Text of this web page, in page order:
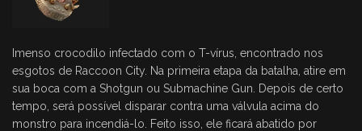
Imenso crocodilo infectado com o T-vírus, encontrado nos
esgotos de Raccoon City. Na primeira etapa da batalha, atire em
sua boca com a Shotgun ou Submachine Gun. Depois de certo
tempo, será possível disparar contra uma válvula acima do
monstro para incendiá-lo. Feito isso, ele ficará abatido por